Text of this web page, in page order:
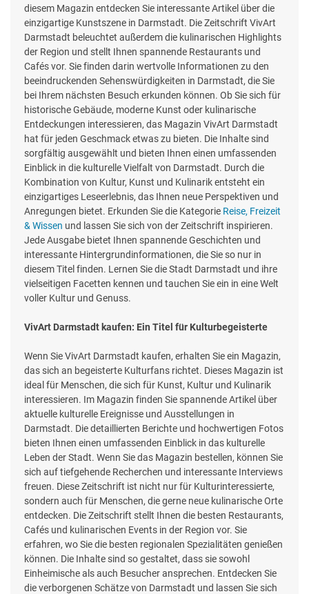
diesem Magazin entdecken Sie interessante Artikel über die
einzigartige Kunstszene in Darmstadt. Die Zeitschrift VivArt
Darmstadt beleuchtet außerdem die kulinarischen Highlights
der Region und stellt Ihnen spannende Restaurants und
Cafés vor. Sie finden darin wertvolle Informationen zu den
beeindruckenden Sehenswürdigkeiten in Darmstadt, die Sie
bei Ihrem nächsten Besuch erkunden können. Ob Sie sich für
historische Gebäude, moderne Kunst oder kulinarische
Entdeckungen interessieren, das Magazin VivArt Darmstadt
hat für jeden Geschmack etwas zu bieten. Die Inhalte sind
sorgfältig ausgewählt und bieten Ihnen einen umfassenden
Einblick in die kulturelle Vielfalt von Darmstadt. Durch die
Kombination von Kultur, Kunst und Kulinarik entsteht ein
einzigartiges Leseerlebnis, das Ihnen neue Perspektiven und
Anregungen bietet. Erkunden Sie die Kategorie Reise, Freizeit
& Wissen und lassen Sie sich von der Zeitschrift inspirieren.
Jede Ausgabe bietet Ihnen spannende Geschichten und
interessante Hintergrundinformationen, die Sie so nur in
diesem Titel finden. Lernen Sie die Stadt Darmstadt und ihre
vielseitigen Facetten kennen und tauchen Sie ein in eine Welt
voller Kultur und Genuss.
VivArt Darmstadt kaufen: Ein Titel für Kulturbegeisterte
Wenn Sie VivArt Darmstadt kaufen, erhalten Sie ein Magazin,
das sich an begeisterte Kulturfans richtet. Dieses Magazin ist
ideal für Menschen, die sich für Kunst, Kultur und Kulinarik
interessieren. Im Magazin finden Sie spannende Artikel über
aktuelle kulturelle Ereignisse und Ausstellungen in
Darmstadt. Die detaillierten Berichte und hochwertigen Fotos
bieten Ihnen einen umfassenden Einblick in das kulturelle
Leben der Stadt. Wenn Sie das Magazin bestellen, können Sie
sich auf tiefgehende Recherchen und interessante Interviews
freuen. Diese Zeitschrift ist nicht nur für Kulturinteressierte,
sondern auch für Menschen, die gerne neue kulinarische Orte
entdecken. Die Zeitschrift stellt Ihnen die besten Restaurants,
Cafés und kulinarischen Events in der Region vor. Sie
erfahren, wo Sie die besten regionalen Spezialitäten genießen
können. Die Inhalte sind so gestaltet, dass sie sowohl
Einheimische als auch Besucher ansprechen. Entdecken Sie
die verborgenen Schätze von Darmstadt und lassen Sie sich